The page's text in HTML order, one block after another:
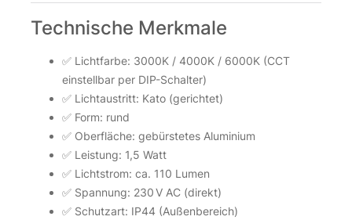
Technische Merkmale
✅ Lichtfarbe: 3000K / 4000K / 6000K (CCT
einstellbar per DIP-Schalter)
✅ Lichtaustritt: Kato (gerichtet)
✅ Form: rund
✅ Oberfläche: gebürstetes Aluminium
✅ Leistung: 1,5 Watt
✅ Lichtstrom: ca. 110 Lumen
✅ Spannung: 230 V AC (direkt)
✅ Schutzart: IP44 (Außenbereich)